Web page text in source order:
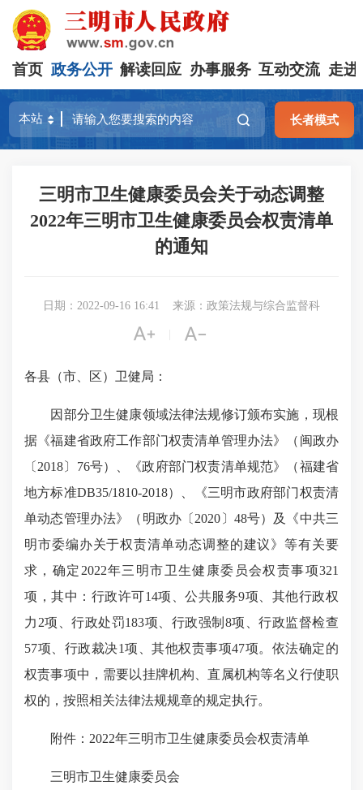
首页 政务公开 解读回应 办事服务 互动交流 走进
长者模式
三明市卫生健康委员会关于动态调整
2022年三明市卫生健康委员会权责清单
的通知
日期：2022-09-16 16:41 来源：政策法规与综合监督科
 
各县（市、区）卫健局：
因部分卫生健康领域法律法规修订颁布实施，现根
据《福建省政府工作部门权责清单管理办法》（闽政办
〔2018〕76号）、《政府部门权责清单规范》（福建省
地方标准DB35/1810-2018）、《三明市政府部门权责清
单动态管理办法》（明政办〔2020〕48号）及《中共三
明市委编办关于权责清单动态调整的建议》等有关要
求，确定2022年三明市卫生健康委员会权责事项321
项，其中：行政许可14项、公共服务9项、其他行政权
力2项、行政处罚183项、行政强制8项、行政监督检查
57项、行政裁决1项、其他权责事项47项。依法确定的
权责事项中，需要以挂牌机构、直属机构等名义行使职
权的，按照相关法律法规规章的规定执行。
附件：2022年三明市卫生健康委员会权责清单
三明市卫生健康委员会